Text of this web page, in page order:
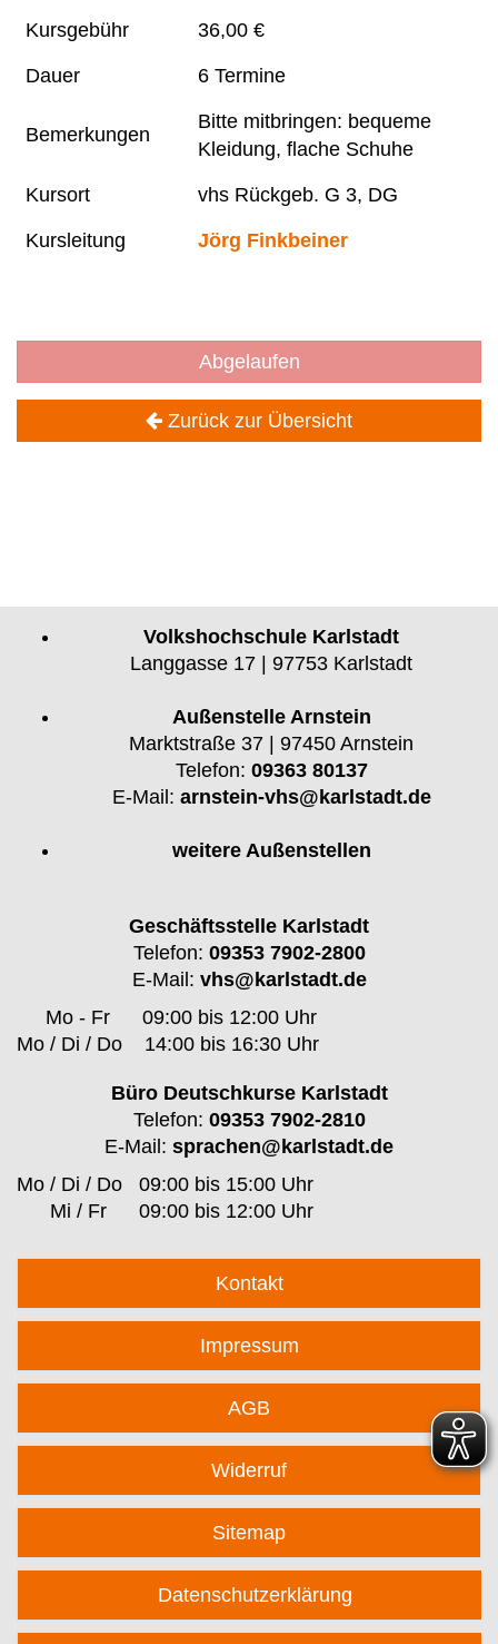
Kursgebühr 36,00 €
Dauer 6 Termine
Bemerkungen
Bitte mitbringen: bequeme
Kleidung, flache Schuhe
Kursort vhs Rückgeb. G 3, DG
Kursleitung Jörg Finkbeiner
Abgelaufen
Zurück zur Übersicht
Volkshochschule Karlstadt
Langgasse 17 | 97753 Karlstadt
Außenstelle Arnstein
Marktstraße 37 | 97450 Arnstein
Telefon: 09363 80137
E-Mail: arnstein-vhs@karlstadt.de
weitere Außenstellen
Geschäftsstelle Karlstadt
Telefon: 09353 7902-2800
E-Mail: vhs@karlstadt.de
Mo - Fr
09:00 bis 12:00 Uhr
Mo / Di / Do
14:00 bis 16:30 Uhr
Büro Deutschkurse Karlstadt
Telefon: 09353 7902-2810
E-Mail: sprachen@karlstadt.de
Mo / Di / Do 09:00 bis 15:00 Uhr
Mi / Fr
09:00 bis 12:00 Uhr
Kontakt
Impressum
AGB
Widerruf
Sitemap
Datenschutzerklärung